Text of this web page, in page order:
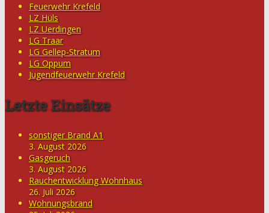
Feuerwehr Krefeld
LZ Hüls
LZ Uerdingen
LG Traar
LG Gellep-Stratum
LG Oppum
Jugendfeuerwehr Krefeld
Letzte Einsätze
sonstiger Brand A1
3. August 2026
Gasgeruch
3. August 2026
Rauchentwicklung Wohnhaus
26. Juli 2026
Wohnungsbrand